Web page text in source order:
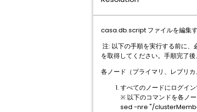
casa.db.script ファイルを編集す
注: 以下の手順を実行する前に
を取得してください。手順完了
各ノード（プライマリ、レプリ
すべてのノードにログイ
※ 以下のコマンドを各ノ
sed -nre "/